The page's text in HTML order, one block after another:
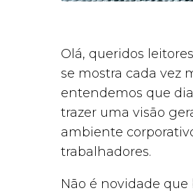
Olá, queridos
se mostra cada vez
entendemos que
trazer uma visão
ambiente
trabalhadores.
Não é novidade